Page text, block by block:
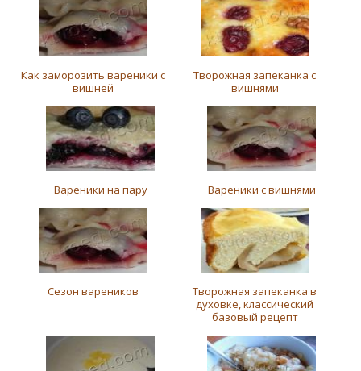
Как заморозить вареники с
вишней
Творожная запеканка с
вишнями
Вареники на пару Вареники с вишнями
Сезон вареников
Творожная запеканка в
духовке, классический
базовый рецепт